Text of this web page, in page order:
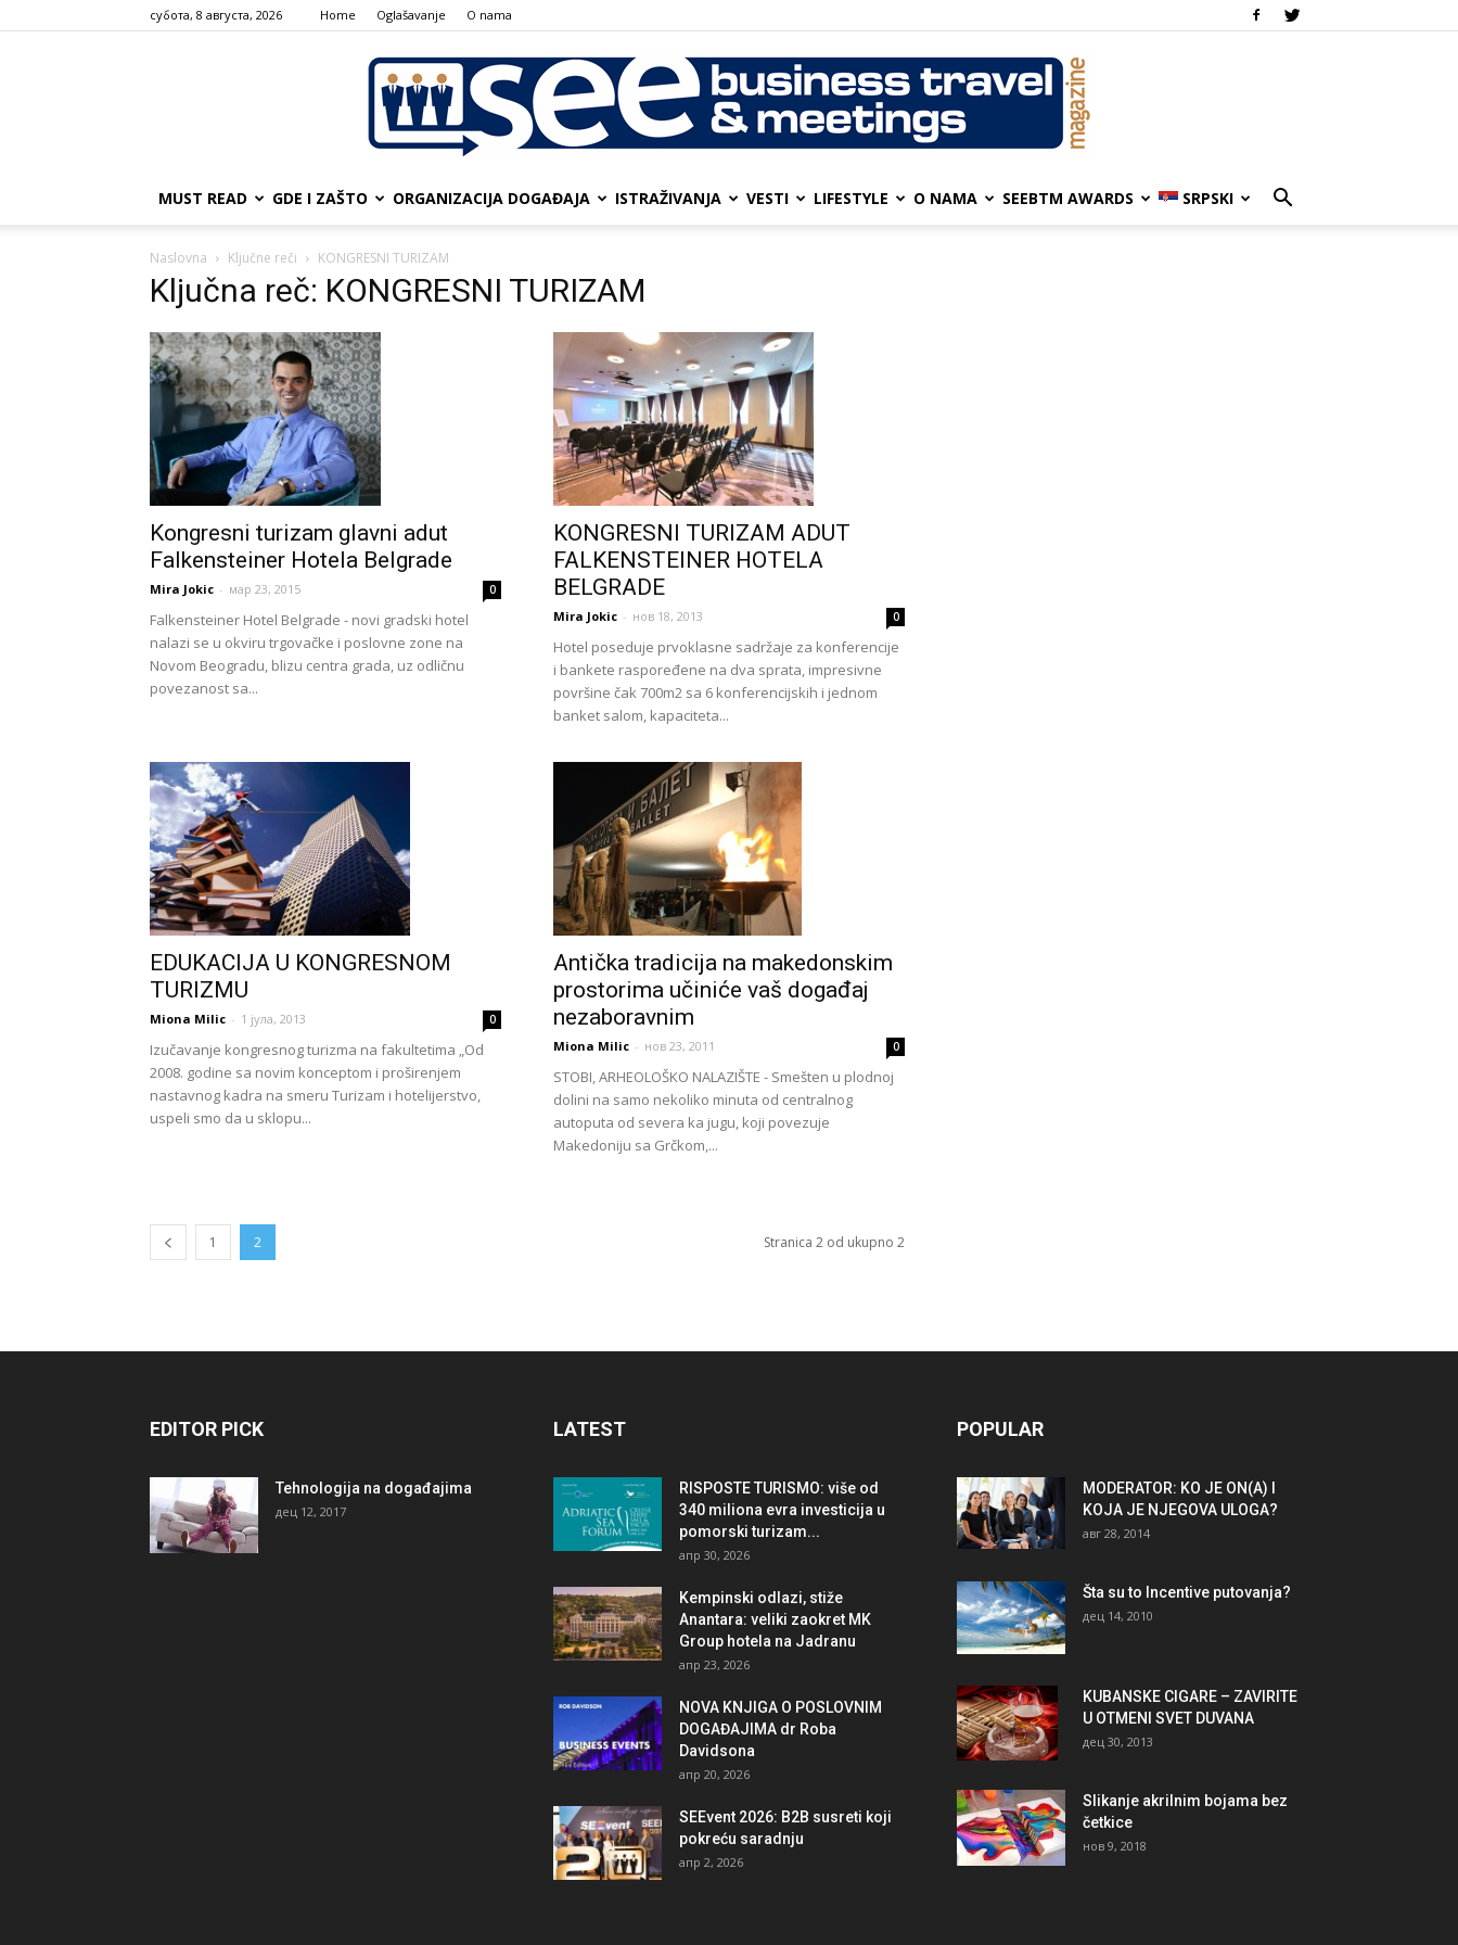
субота, 8 августа, 2026 Home Oglašavanje О nama
Business
travel
&
meetings
magazine
MUST READ GDE I ZAŠTO ORGANIZACIJA DOGAĐAJA ISTRAŽIVANJA VESTI LIFESTYLE О NAMA SEEBTM AWARDS SRPSKI
Naslovna Ključne reči KONGRESNI TURIZAM
Ključna reč: KONGRESNI TURIZAM
Kongresni turizam glavni adut
Falkensteiner Hotela Belgrade
Mira Jokic - мар 23, 2015 0
Falkensteiner Hotel Belgrade - novi gradski hotel
nalazi se u okviru trgovačke i poslovne zone na
Novom Beogradu, blizu centra grada, uz odličnu
povezanost sa...
KONGRESNI TURIZAM ADUT
FALKENSTEINER HOTELA
BELGRADE
Mira Jokic - нов 18, 2013 0
Hotel poseduje prvoklasne sadržaje za konferencije
i bankete raspoređene na dva sprata, impresivne
površine čak 700m2 sa 6 konferencijskih i jednom
banket salom, kapaciteta...
EDUKACIJA U KONGRESNOM
TURIZMU
Miona Milic - 1 јула, 2013 0
Izučavanje kongresnog turizma na fakultetima „Od
2008. godine sa novim konceptom i proširenjem
nastavnog kadra na smeru Turizam i hotelijerstvo,
uspeli smo da u sklopu...
Antička tradicija na makedonskim
prostorima učiniće vaš događaj
nezaboravnim
Miona Milic - нов 23, 2011 0
STOBI, ARHEOLOŠKO NALAZIŠTE - Smešten u plodnoj
dolini na samo nekoliko minuta od centralnog
autoputa od severa ka jugu, koji povezuje
Makedoniju sa Grčkom,...
1 2 Stranica 2 od ukupno 2
EDITOR PICK
Tehnologija na događajima
дец 12, 2017
LATEST
RISPOSTE TURISMO: više od
340 miliona evra investicija u
pomorski turizam...
апр 30, 2026
Kempinski odlazi, stiže
Anantara: veliki zaokret MK
Group hotela na Jadranu
апр 23, 2026
NOVA KNJIGA O POSLOVNIM
DOGAĐAJIMA dr Roba
Davidsona
апр 20, 2026
SEEvent 2026: B2B susreti koji
pokreću saradnju
апр 2, 2026
POPULAR
MODERATOR: KO JE ON(A) I
KOJA JE NJEGOVA ULOGA?
авг 28, 2014
Šta su to Incentive putovanja?
дец 14, 2010
KUBANSKE CIGARE – ZAVIRITE
U OTMENI SVET DUVANA
дец 30, 2013
Slikanje akrilnim bojama bez
četkice
нов 9, 2018